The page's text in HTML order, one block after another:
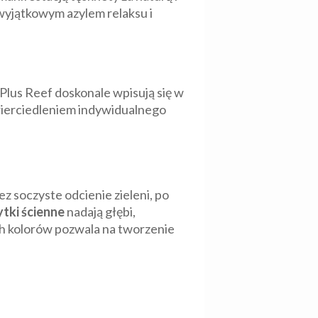
azylem relaksu i
Reef doskonale wpisują się w
indywidualnego
soczyste odcienie zieleni, po
ściennenadają głębi,
kolorów pozwala na tworzenie